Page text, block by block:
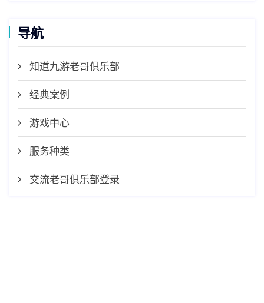
导航
知道九游老哥俱乐部
经典案例
游戏中心
服务种类
交流老哥俱乐部登录